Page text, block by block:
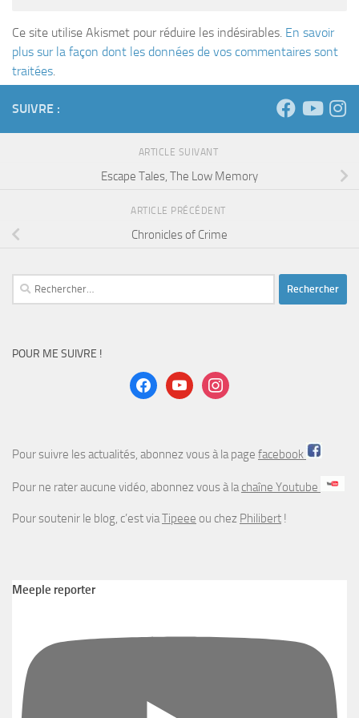
SUIVRE :
POUR ME SUIVRE !
Pour suivre les actualités, abonnez vous à la page
Pour soutenir le blog, c’est via ou chez Philibert
Meeple reporter